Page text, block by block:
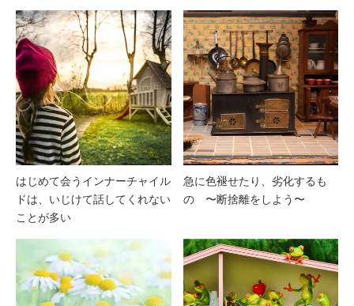
はじめて会うインナーチャイル
ドは、いじけて話してくれない
ことが多い
急に色褪せたり、劣化するも
の 〜断捨離をしよう〜